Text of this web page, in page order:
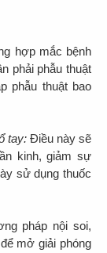
hợp mắc bệnh
phải phẫu thuật
phẫu thuật bao
tay: Điều này sẽ
kinh, giảm sự
sử dụng thuốc
pháp nội soi,
mở giải phóng